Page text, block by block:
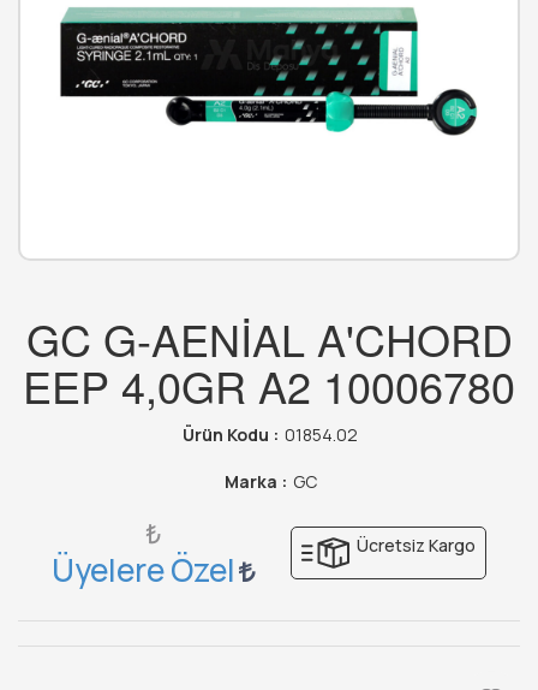
GC G-AENİAL A'CHORD
EEP 4,0GR A2 10006780
Ürün Kodu : 01854.02
Marka : GC
₺
Üyelere Özel
Ücretsiz Kargo